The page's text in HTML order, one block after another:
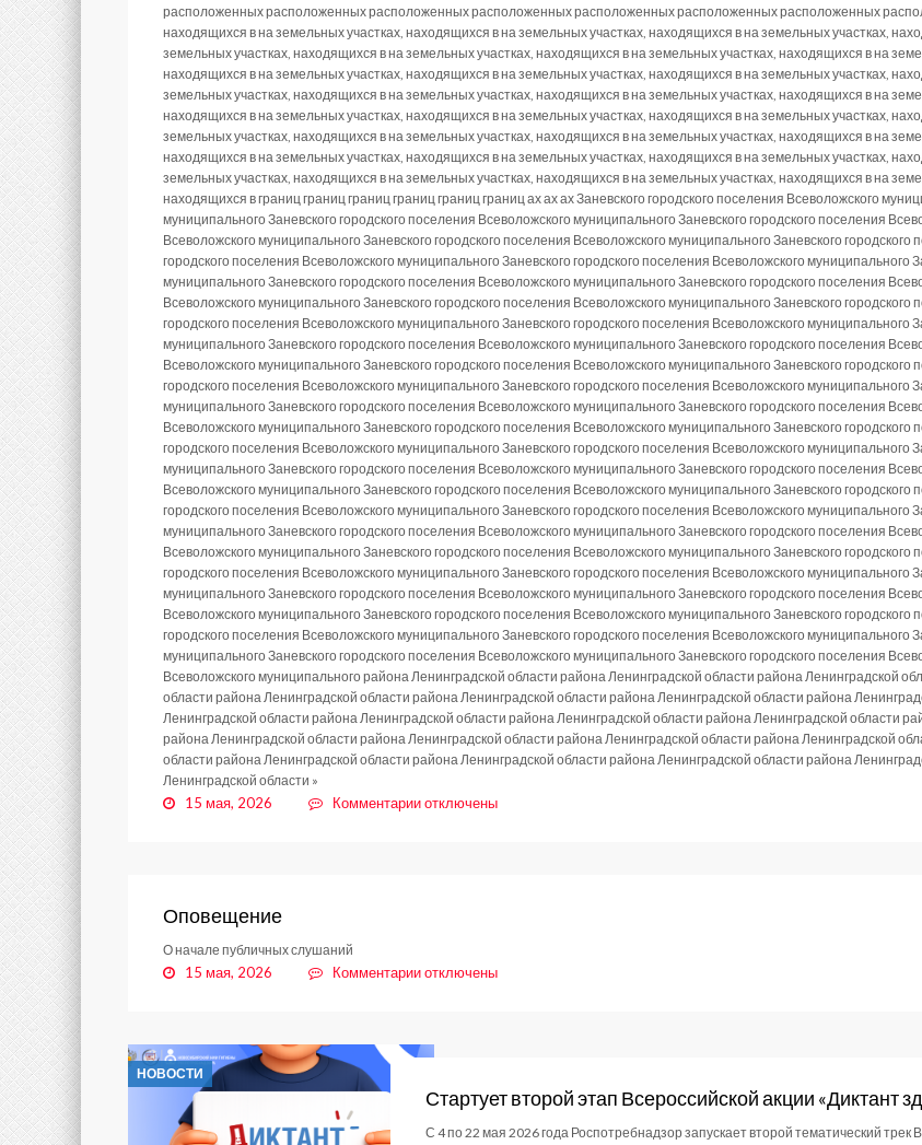
расположенных расположенных расположенных расположенных расположенных расположенных расположенных
находящихся в на земельных участках, находящихся в на земельных участках, находящихся в на земельных участках,
земельных участках, находящихся в на земельных участках, находящихся в на земельных участках, находящихся в на
находящихся в на земельных участках, находящихся в на земельных участках, находящихся в на земельных участках,
земельных участках, находящихся в на земельных участках, находящихся в на земельных участках, находящихся в на
находящихся в на земельных участках, находящихся в на земельных участках, находящихся в на земельных участках,
земельных участках, находящихся в на земельных участках, находящихся в на земельных участках, находящихся в на
находящихся в на земельных участках, находящихся в на земельных участках, находящихся в на земельных участках,
земельных участках, находящихся в на земельных участках, находящихся в на земельных участках, находящихся в на
находящихся в границ границ границ границ границ границ ах ах ах Заневского городского поселения Всеволожского
муниципального Заневского городского поселения Всеволожского муниципального Заневского городского поселения
Всеволожского муниципального Заневского городского поселения Всеволожского муниципального Заневского
городского поселения Всеволожского муниципального Заневского городского поселения Всеволожского муниципального
муниципального Заневского городского поселения Всеволожского муниципального Заневского городского поселения
Всеволожского муниципального Заневского городского поселения Всеволожского муниципального Заневского
городского поселения Всеволожского муниципального Заневского городского поселения Всеволожского муниципального
муниципального Заневского городского поселения Всеволожского муниципального Заневского городского поселения
Всеволожского муниципального Заневского городского поселения Всеволожского муниципального Заневского
городского поселения Всеволожского муниципального Заневского городского поселения Всеволожского муниципального
муниципального Заневского городского поселения Всеволожского муниципального Заневского городского поселения
Всеволожского муниципального Заневского городского поселения Всеволожского муниципального Заневского
городского поселения Всеволожского муниципального Заневского городского поселения Всеволожского муниципального
муниципального Заневского городского поселения Всеволожского муниципального Заневского городского поселения
Всеволожского муниципального Заневского городского поселения Всеволожского муниципального Заневского
городского поселения Всеволожского муниципального Заневского городского поселения Всеволожского муниципального
муниципального Заневского городского поселения Всеволожского муниципального Заневского городского поселения
Всеволожского муниципального Заневского городского поселения Всеволожского муниципального Заневского
городского поселения Всеволожского муниципального Заневского городского поселения Всеволожского муниципального
муниципального Заневского городского поселения Всеволожского муниципального Заневского городского поселения
Всеволожского муниципального Заневского городского поселения Всеволожского муниципального Заневского
городского поселения Всеволожского муниципального Заневского городского поселения Всеволожского муниципального
муниципального Заневского городского поселения Всеволожского муниципального Заневского городского поселения
Всеволожского муниципального района Ленинградской области района Ленинградской области района Ленинградской
области района Ленинградской области района Ленинградской области района Ленинградской области района
Ленинградской области района Ленинградской области района Ленинградской области района Ленинградской области
района Ленинградской области района Ленинградской области района Ленинградской области района Ленинградской
области района Ленинградской области района Ленинградской области района Ленинградской области района
Ленинградской области »
15 мая, 2026 Комментариикотключены
Оповещение
О начале публичных слушаний
15 мая, 2026 Комментариикотключены
НОВОСТИ
Стартует второй этап Всероссийской акции «Диктант
С 4 по 22 мая 2026 года Роспотребнадзор запускает второй тематический